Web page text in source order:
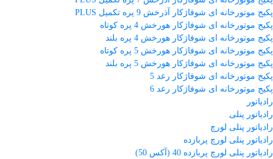
پکیج موتورخانه ای شوفاژکار آذرخش 9 پره تکمیل PLUS
پکیج موتورخانه ای شوفاژکار هورخش 4 پره کوتاه
پکیج موتورخانه ای شوفاژکار هورخش 4 پره بلند
پکیج موتورخانه ای شوفاژکار هورخش 5 پره کوتاه
پکیج موتورخانه ای شوفاژکار هورخش 5 پره بلند
پکیج موتورخانه ای شوفاژکار رعد 5
پکیج موتورخانه ای شوفاژکار رعد 6
رادیاتور
رادیاتور پنلی
رادیاتور پنلی لورچ
رادیاتور پنلی لورچ پربازده
رادیاتور پنلی لورچ پربازده 40 (آکس 50)